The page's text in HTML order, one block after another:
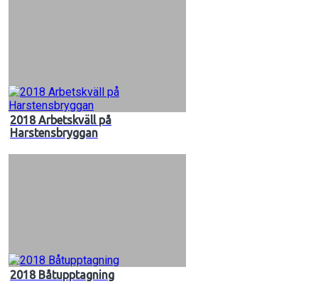
2018 Arbetskväll på
Harstensbryggan
2018 Båtupptagning